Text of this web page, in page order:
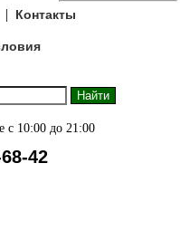
| Контакты
с 10:00 до 21:00
42